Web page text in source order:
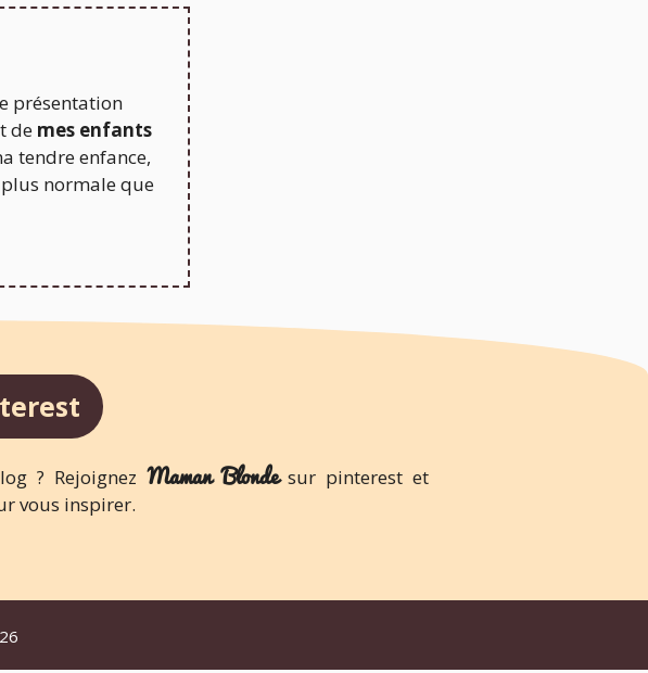
présentation
de mes enfants
tendre enfance,
normale que
? RejoignezMaman Blondesur pinterest et
vous inspirer.